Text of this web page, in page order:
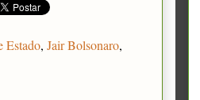
Estado, Jair Bolsonaro,